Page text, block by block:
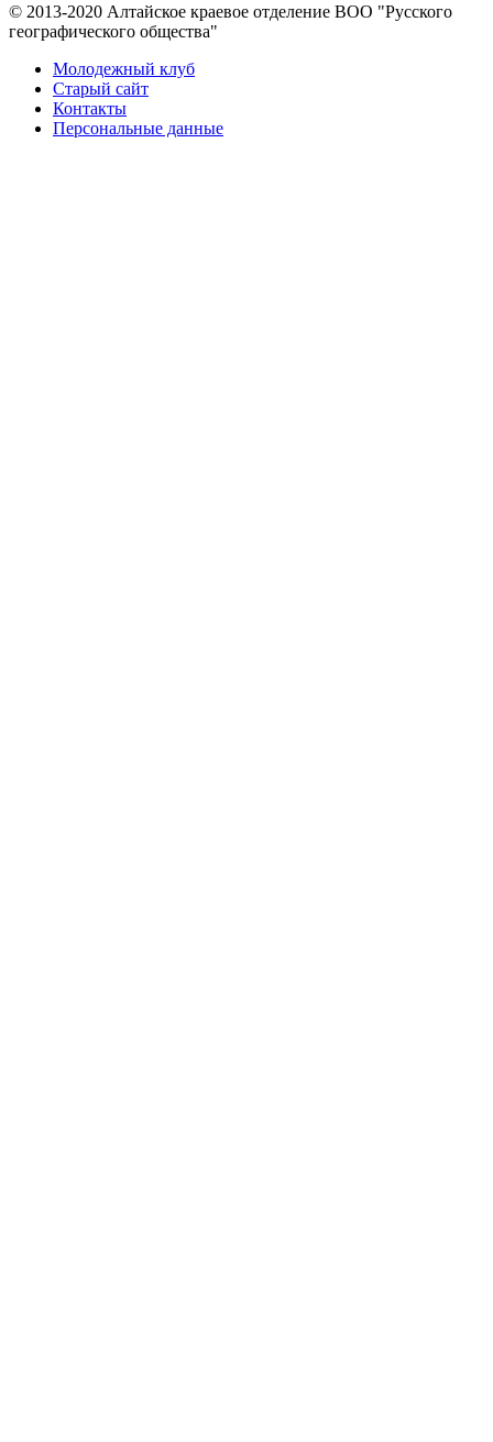
© 2013-2020 Алтайское краевое отделение BOO "Русского
географического общества"
Молодежный клуб
Старый сайт
Контакты
Персональные данные